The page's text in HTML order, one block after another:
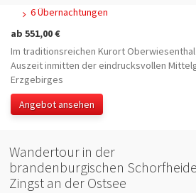
6 Übernachtungen
ab 551,00 €
Im traditionsreichen Kurort
Auszeit inmitten der eindrucksvollen
Erzgebirges
Angebot ansehen
Wandertour in der
brandenburgischen
Zingst an der Ostsee